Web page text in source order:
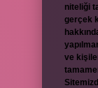
niteliği
gerçek
ve